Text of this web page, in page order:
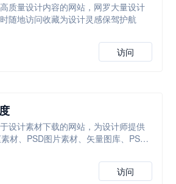
质量设计内容的网站，网罗大量设计
随地访问收藏为设计灵感保驾护航
访问
设计素材下载的网站，为设计师提供
材、PSD图片素材、矢量图库、PS等
访问